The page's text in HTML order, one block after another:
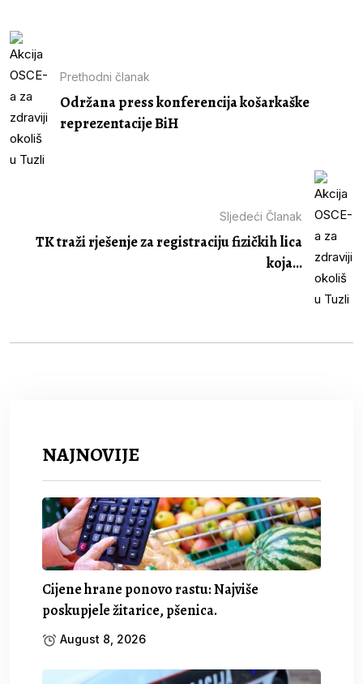
Prethodni članak
Održana press konferencija košarkaške
reprezentacije BiH
Sljedeći Članak
TK traži rješenje za registraciju fizičkih lica
koja...
NAJNOVIJE
Cijene hrane ponovo rastu: Najviše
poskupjele žitarice, pšenica.
August 8, 2026